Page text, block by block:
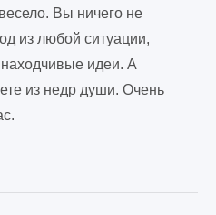
Вы ничего не
из любой ситуации,
идеи. А
из недр души. Очень